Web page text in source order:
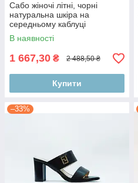
Сабо жіночі літні, чорні
натуральна шкіра на
середньому каблуці
В наявності
1 667,30 ₴ 2 488,50 ₴
Купити
–33%